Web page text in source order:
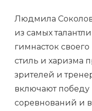
Людмила
из самых
гимнасток
стиль и харизма
зрителей и
включают
соревнований и